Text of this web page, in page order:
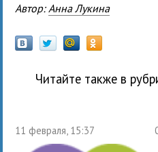
Автор: Анна Лукина
Читайте также в
11 февраля, 15:37